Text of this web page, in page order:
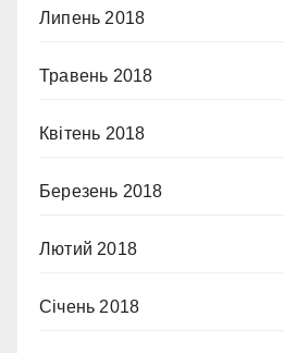
Липень 2018
Травень 2018
Квітень 2018
Березень 2018
Лютий 2018
Січень 2018